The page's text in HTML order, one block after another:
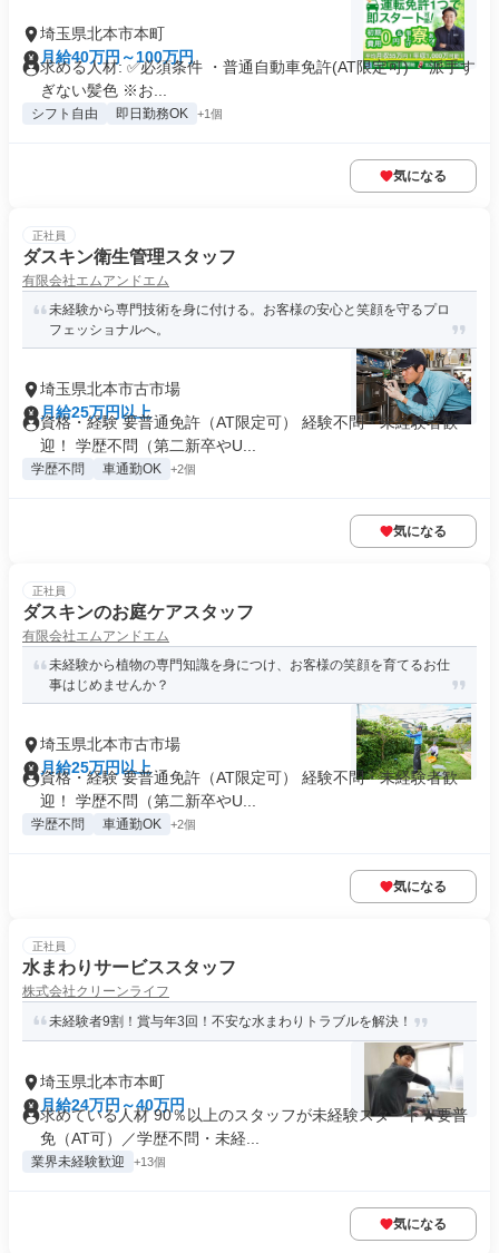
埼玉県北本市本町
月給40万円～100万円
求める人材: ✅️必須条件 ・普通自動車免許(AT限定可) ・派手す
ぎない髪色 ※お...
シフト自由 即日勤務OK +1個
気になる
正社員
ダスキン衛生管理スタッフ
有限会社エムアンドエム
未経験から専門技術を身に付ける。お客様の安心と笑顔を守るプロ
フェッショナルへ。
埼玉県北本市古市場
月給25万円以上
資格・経験 要普通免許（AT限定可） 経験不問・未経験者歓
迎！ 学歴不問（第二新卒やU...
学歴不問 車通勤OK +2個
気になる
正社員
ダスキンのお庭ケアスタッフ
有限会社エムアンドエム
未経験から植物の専門知識を身につけ、お客様の笑顔を育てるお仕
事はじめませんか？
埼玉県北本市古市場
月給25万円以上
資格・経験 要普通免許（AT限定可） 経験不問・未経験者歓
迎！ 学歴不問（第二新卒やU...
学歴不問 車通勤OK +2個
気になる
正社員
水まわりサービススタッフ
株式会社クリーンライフ
未経験者9割！賞与年3回！不安な水まわりトラブルを解決！
埼玉県北本市本町
月給24万円～40万円
求めている人材 90％以上のスタッフが未経験スタート★要普
免（AT可）／学歴不問・未経...
業界未経験歓迎 +13個
気になる